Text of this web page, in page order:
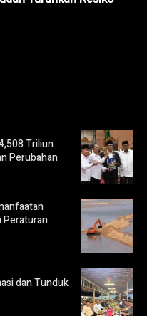
Triliun
Perubahan
Peraturan
dan Tunduk